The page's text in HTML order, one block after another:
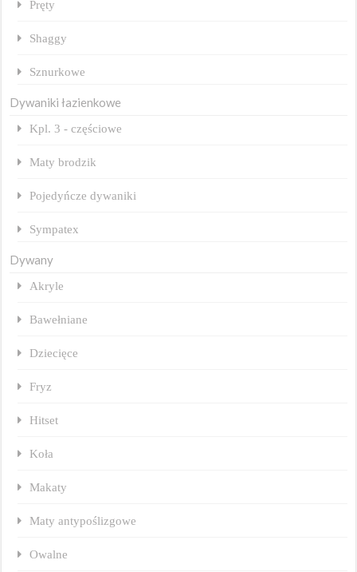
Pręty
Shaggy
Sznurkowe
Dywaniki łazienkowe
Kpl. 3 - częściowe
Maty brodzik
Pojedyńcze dywaniki
Sympatex
Dywany
Akryle
Bawełniane
Dziecięce
Fryz
Hitset
Koła
Makaty
Maty antypoślizgowe
Owalne